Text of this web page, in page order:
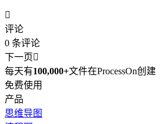

评论
0 条评论
下一页
每天有100,000+文件在ProcessOn创建
免费使用
产品
思维导图